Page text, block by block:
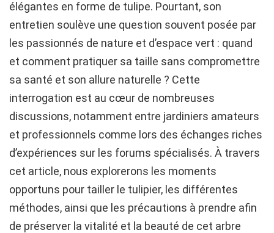
élégantes en forme de tulipe. Pourtant, son
entretien soulève une question souvent posée par
les passionnés de nature et d’espace vert : quand
et comment pratiquer sa taille sans compromettre
sa santé et son allure naturelle ? Cette
interrogation est au cœur de nombreuses
discussions, notamment entre jardiniers amateurs
et professionnels comme lors des échanges riches
d’expériences sur les forums spécialisés. À travers
cet article, nous explorerons les moments
opportuns pour tailler le tulipier, les différentes
méthodes, ainsi que les précautions à prendre afin
de préserver la vitalité et la beauté de cet arbre